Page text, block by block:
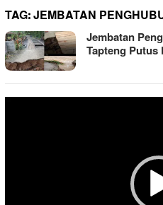
TAG:JEMBATAN
Jembatan
Tapteng